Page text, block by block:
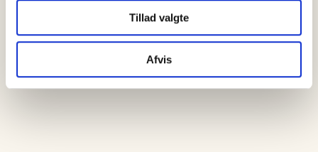
Tillad valgte
Afvis